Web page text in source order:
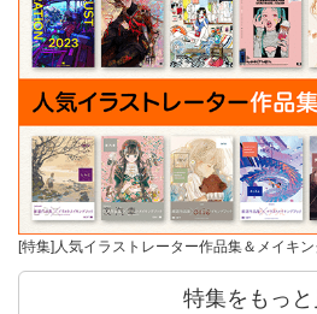
[特集]人気イラストレーター作品集＆メイキン
特集をもっと